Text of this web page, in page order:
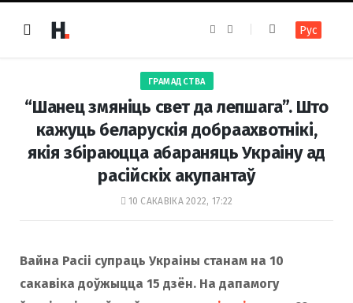
e
k
t
a
m
Рус
ГРАМАДСТВА
“Шанец змяніць свет да лепшага”. Што
кажуць беларускія добраахвотнікі,
якія збіраюцца абараняць Украіну ад
расійскіх акупантаў
10 САКАВІКА 2022, 17:22
Вайна Расіі супраць Украіны станам на 10
сакавіка доўжыцца 15 дзён. На дапамогу